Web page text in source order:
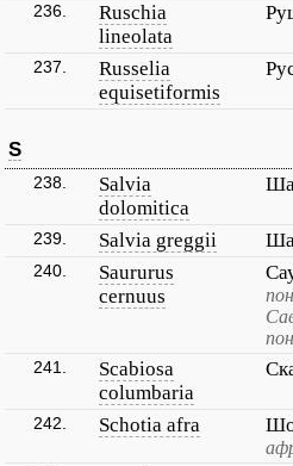
236.
Ruschia
lineolata
237.
Russelia
equisetiformis
S
238.
Salvia
dolomitica
239. Salvia greggii
240.
Saururus
cernuus
241.
Scabiosa
columbaria
242. Schotia afra